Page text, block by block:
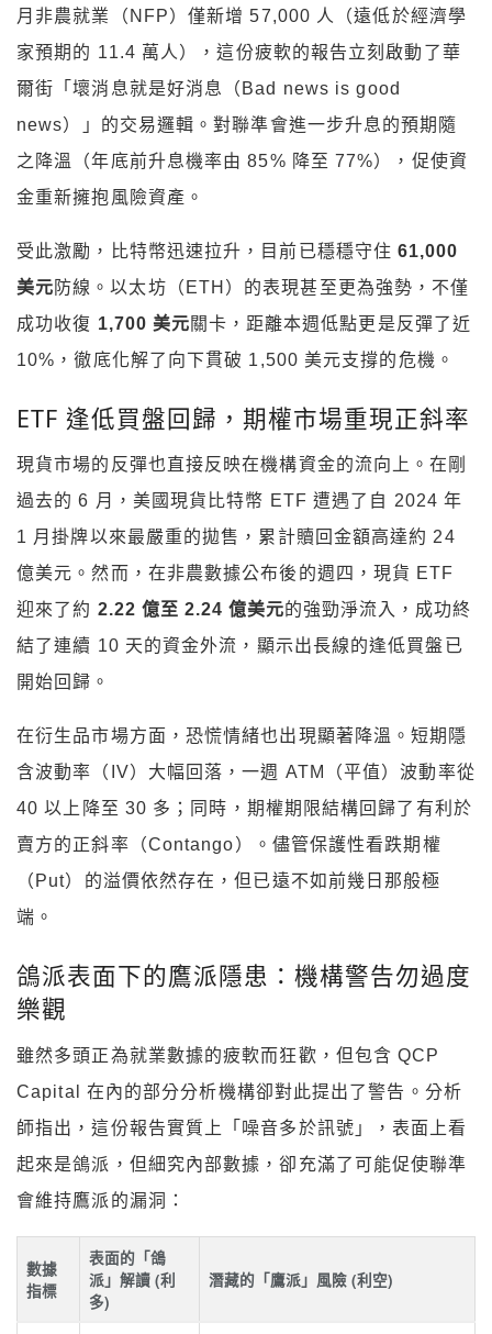
月非農就業（NFP）僅新增 57,000 人（遠低於經濟學
家預期的 11.4 萬人），這份疲軟的報告立刻啟動了華
爾街「壞消息就是好消息（Bad news is good
news）」的交易邏輯。對聯準會進一步升息的預期隨
之降溫（年底前升息機率由 85% 降至 77%），促使資
金重新擁抱風險資產。
受此激勵，比特幣迅速拉升，目前已穩穩守住61,000
美元 防線。以太坊（ETH）的表現甚至更為強勢，不僅
成功收復 1,700 美元關卡，距離本週低點更是反彈了近
10%，徹底化解了向下貫破 1,500 美元支撐的危機。
ETF 逢低買盤回歸，期權市場重現正斜率
現貨市場的反彈也直接反映在機構資金的流向上。在剛
過去的 6 月，美國現貨比特幣 ETF 遭遇了自 2024 年
1 月掛牌以來最嚴重的拋售，累計贖回金額高達約 24
億美元。然而，在非農數據公布後的週四，現貨 ETF
迎來了約 2.22 億至 2.24 億美元的強勁淨流入，成功終
結了連續 10 天的資金外流，顯示出長線的逢低買盤已
開始回歸。
在衍生品市場方面，恐慌情緒也出現顯著降溫。短期隱
含波動率（IV）大幅回落，一週 ATM（平值）波動率從
40 以上降至 30 多；同時，期權期限結構回歸了有利於
賣方的正斜率（Contango）。儘管保護性看跌期權
（Put）的溢價依然存在，但已遠不如前幾日那般極
端。
鴿派表面下的鷹派隱患：機構警告勿過度
樂觀
雖然多頭正為就業數據的疲軟而狂歡，但包含 QCP
Capital 在內的部分分析機構卻對此提出了警告。分析
師指出，這份報告實質上「噪音多於訊號」，表面上看
起來是鴿派，但細究內部數據，卻充滿了可能促使聯準
會維持鷹派的漏洞：
數據
指標
表面的「鴿
派」解讀 (利
多)
潛藏的「鷹派」風險 (利空)